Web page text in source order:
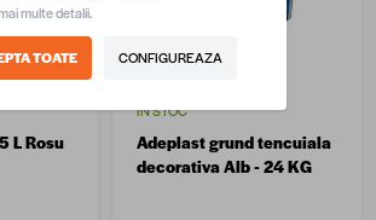
L Rosu
ÎN STOC
Adeplast grund tencuiala
decorativa Alb - 24 KG
multe detalii.
TOATE CONFIGUREAZA